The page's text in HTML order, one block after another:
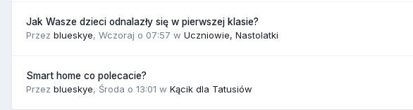
Jak Wasze dzieci odnalazły się w pierwszej klasie?
Przez blueskye, Wczoraj o 07:57 w Uczniowie, Nastolatki
Smart home co polecacie?
Przez blueskye, Środa o 13:01 w Kącik dla Tatusiów